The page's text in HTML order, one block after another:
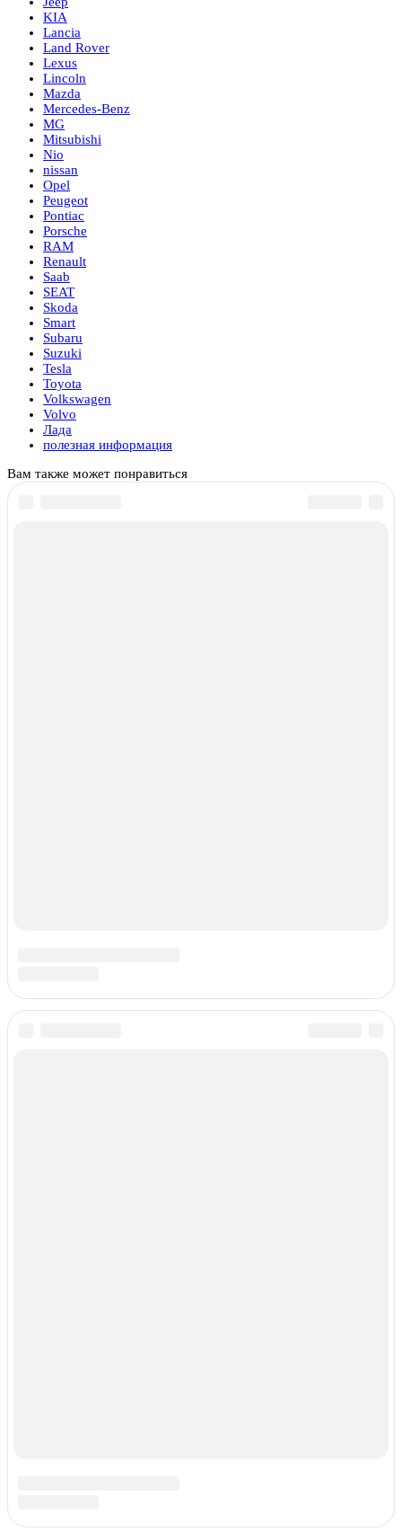
KIA
Lancia
Land Rover
Lexus
Lincoln
Mazda
Mercedes-Benz
MG
Mitsubishi
Nio
nissan
Opel
Peugeot
Pontiac
Porsche
RAM
Renault
Saab
SEAT
Skoda
Smart
Subaru
Suzuki
Tesla
Toyota
Volkswagen
Volvo
Лада
полезная информация
Вам также может понравиться